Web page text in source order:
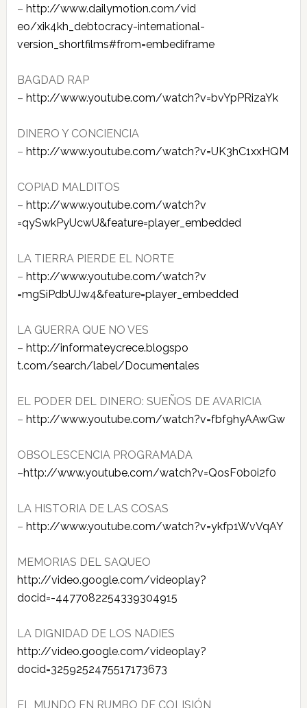
– http://www.dailymotion.com/vid​
eo/xik4kh_debtocracy-internati​onal-
version_shortfilms#from=e​mbediframe
BAGDAD RAP
– http://www.youtube.com/watch?v​=bvYpPRizaYk
DINERO Y CONCIENCIA
– http://www.youtube.com/watch?v​=UK3hC1xxHQM
COPIAD MALDITOS
– http://www.youtube.com/watch?v​
=qySwkPyUcwU&feature=player_em​bedded
LA TIERRA PIERDE EL NORTE
– http://www.youtube.com/watch?v​
=mgSiPdbUJw4&feature=player_em​bedded
LA GUERRA QUE NO VES
– http://informateycrece.blogspo​
t.com/search/label/Documentale​s
EL PODER DEL DINERO: SUEÑOS DE AVARICIA
– http://www.youtube.com/watch?v​=fbf9hyAAwGw
OBSOLESCENCIA PROGRAMADA
–http://www.youtube.com/watch?v​=QosF0b0i2f0
LA HISTORIA DE LAS COSAS
– http://www.youtube.com/watch?v​=ykfp1WvVqAY
MEMORIAS DEL SAQUEO
http://video.google.com/videop​lay?
docid=-4477082254339304915
LA DIGNIDAD DE LOS NADIES
http://video.google.com/videop​lay?
docid=3259252475517173673
EL MUNDO EN RUMBO DE COLISIÓN